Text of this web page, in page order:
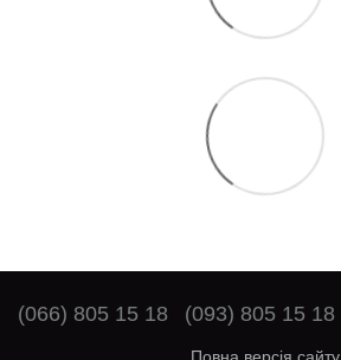
(066) 805 15 18 (093) 805 15 18